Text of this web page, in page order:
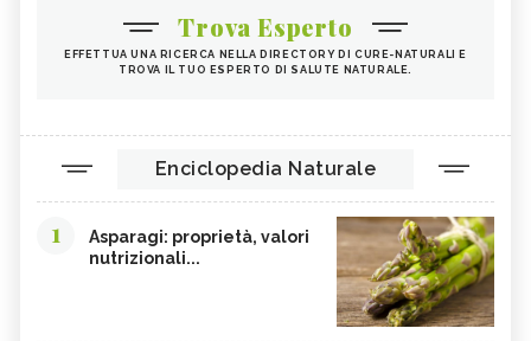
Trova Esperto
EFFETTUA UNA RICERCA NELLA DIRECTORY DI CURE-NATURALI E
TROVA IL TUO ESPERTO DI SALUTE NATURALE.
Enciclopedia Naturale
1
Asparagi: proprietà, valori
nutrizionali...